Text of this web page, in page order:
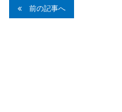
前の記事へ